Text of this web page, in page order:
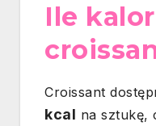
Ile
Croissant
kcal na sztukę,